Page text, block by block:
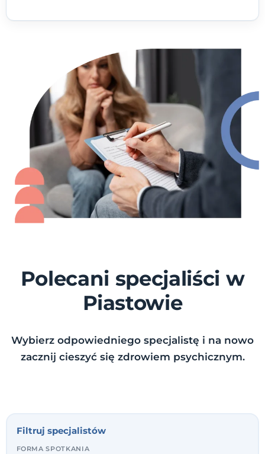
Polecani specjaliści w
Piastowie
Wybierz odpowiedniego specjalistę i na nowo
zacznij cieszyć się zdrowiem psychicznym.
Filtruj specjalistów
FORMA SPOTKANIA